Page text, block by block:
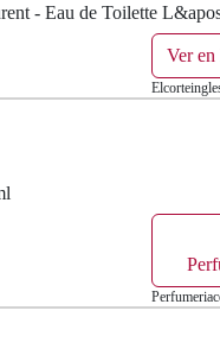
- Eau de Toilette
Ver en